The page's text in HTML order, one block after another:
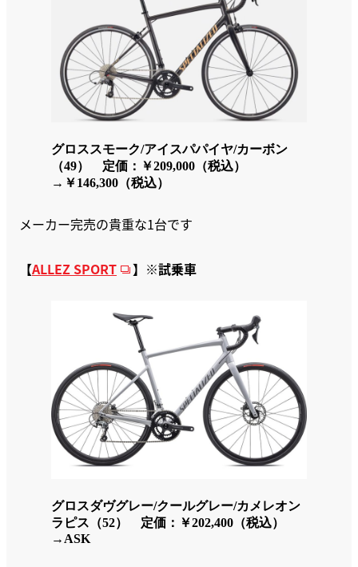
グロススモーク/アイスパパイヤ/カーボン
（49） 定価：￥209,000（税込）
→￥146,300（税込）
メーカー完売の貴重な1台です
【ALLEZ SPORT 】 ※試乗車
グロスダヴグレー/クールグレー/カメレオン
ラピス（52） 定価：￥202,400（税込）
→ASK